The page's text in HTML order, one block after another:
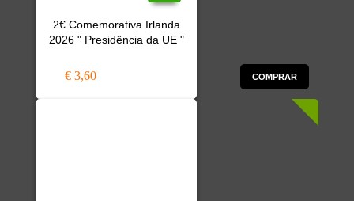
2€ Comemorativa Irlanda
2026 " Presidência da UE "
€ 3,60 COMPRAR